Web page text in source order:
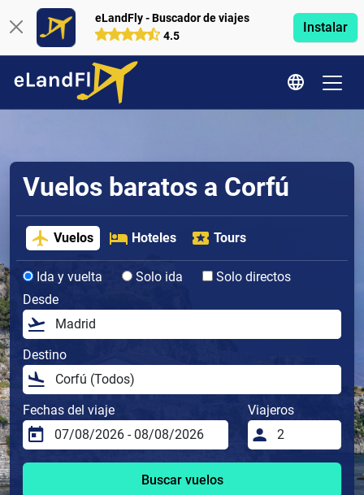
eLandFly - Buscador de viajes
4.5
Instalar
Vuelos baratos a Corfú
Vuelos Hoteles Tours
Ida y vuelta Solo ida
Solo directos
Desde
Destino
Fechas del viaje Viajeros
Buscar vuelos